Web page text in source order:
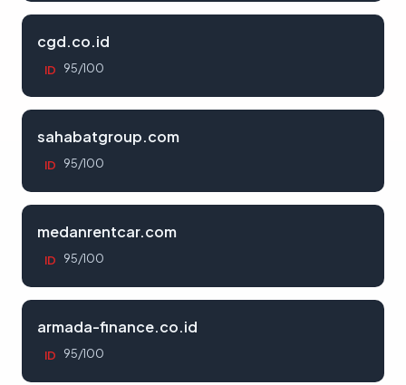
cgd.co.id
ID 95/100
sahabatgroup.com
ID 95/100
medanrentcar.com
ID 95/100
armada-finance.co.id
ID 95/100